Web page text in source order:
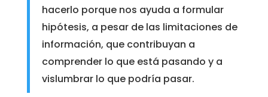
hacerlo porque nos ayuda a formular
hipótesis, a pesar de las limitaciones de
información, que contribuyan a
comprender lo que está pasando y a
vislumbrar lo que podría pasar.